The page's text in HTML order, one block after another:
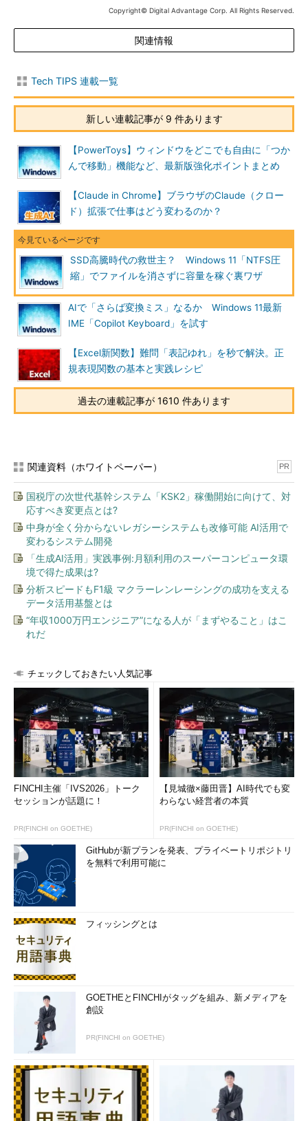
Copyright© Digital Advantage Corp. All Rights Reserved.
関連情報
Tech TIPS 連載一覧
新しい連載記事が 9 件あります
【PowerToys】ウィンドウをどこでも自由に「つか
んで移動」機能など、最新版強化ポイントまとめ
【Claude in Chrome】ブラウザのClaude（クロー
ド）拡張で仕事はどう変わるのか？
SSD高騰時代の救世主？ Windows 11「NTFS圧
縮」でファイルを消さずに容量を稼ぐ裏ワザ
AIで「さらば変換ミス」なるか Windows 11最新
IME「Copilot Keyboard」を試す
【Excel新関数】難問「表記ゆれ」を秒で解決。正
規表現関数の基本と実践レシピ
過去の連載記事が 1610 件あります
関連資料（ホワイトペーパー） PR
国税庁の次世代基幹システム「KSK2」稼働開始に向けて、対
応すべき変更点とは?
中身が全く分からないレガシーシステムも改修可能 AI活用で
変わるシステム開発
「生成AI活用」実践事例:月額利用のスーパーコンピュータ環
境で得た成果は?
分析スピードもF1級 マクラーレンレーシングの成功を支える
データ活用基盤とは
“年収1000万円エンジニア”になる人が「まずやること」はこ
れだ
チェックしておきたい人気記事
FINCHI主催「IVS2026」トーク
セッションが話題に！
PR(FINCHI on GOETHE)
【見城徹×藤田晋】AI時代でも変
わらない経営者の本質
PR(FINCHI on GOETHE)
GitHubが新プランを発表、プライベートリポジトリ
を無料で利用可能に
フィッシングとは
GOETHEとFINCHIがタッグを組み、新メディアを
創設
PR(FINCHI on GOETHE)